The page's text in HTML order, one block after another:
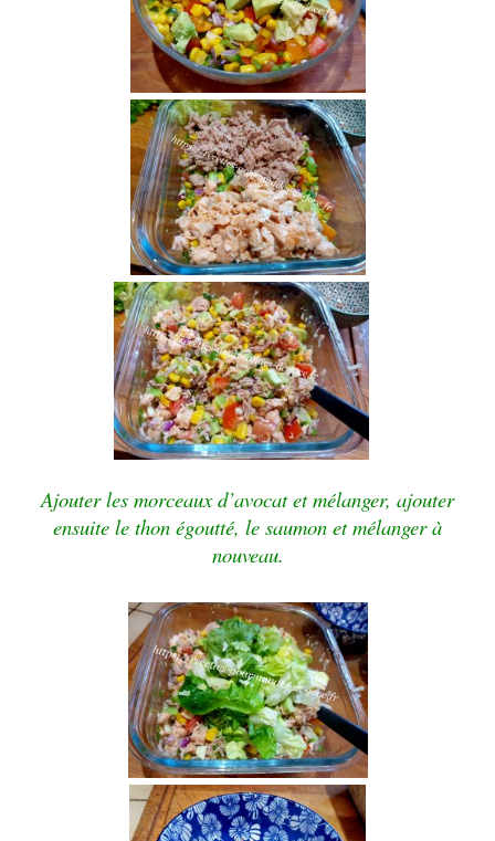
Ajouter les morceaux d’avocat et mélanger, ajouter
ensuite le thon égoutté, le saumon et mélanger à
nouveau.